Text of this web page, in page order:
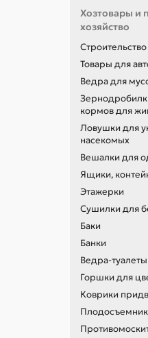
Хозтовары и
хозяйство
Товары для
Ведра для
кормов для
Ловушки для
насекомых
Вешалки для
Ящики,
Этажерки
Сушилки для
Баки
Банки
Ведра-туалеты
Горшки для
Коврики